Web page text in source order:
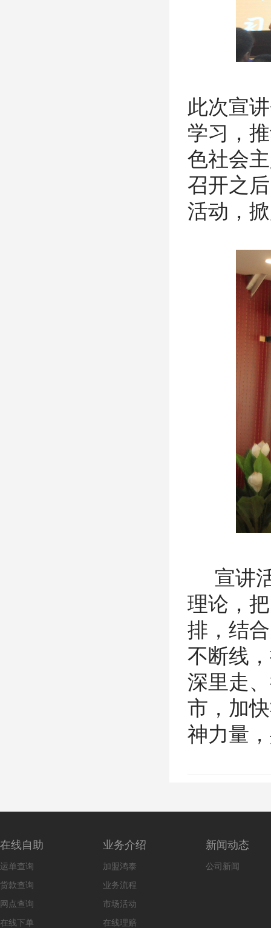
此次宣
学习，
色社会
召开之
活动，
宣讲活
理论，
排，结
不断线
深里走
市，加
神力量
在线自助
运单查询
货款查询
网点查询
在线下单
业务介绍
加盟鸿泰
业务流程
市场活动
在线理赔
新闻动态
公司新闻